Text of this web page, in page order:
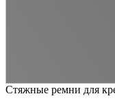
Стяжные ремни для